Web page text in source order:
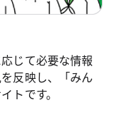
じて必要な情報
反映し、「みん
トです。